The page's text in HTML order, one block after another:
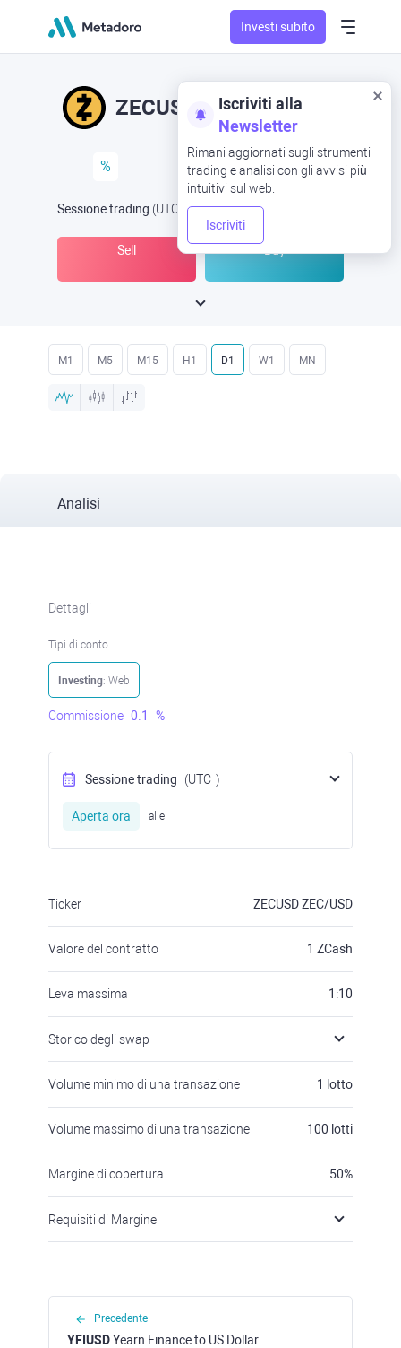
Investi subito
Iscriviti alla
Newsletter
Rimani aggiornati sugli strumenti
trading e analisi con gli avvisi più
intuitivi sul web.
Iscriviti
ZECUSD ZEC/USD
%
Sessione trading (UTC ) -Aperta oraalle
Sell Buy
M1 M5 M15 H1 D1 W1 MN
Analisi
Dettagli
Tipi di conto
Investing: Web
Commissione 0.1 %
Sessione trading (UTC )
Aperta ora alle
Ticker ZECUSDZEC/USD
Valore del contratto 1 ZCash
Leva massima 1:10
Storico degli swap
Volume minimo di una transazione 1 lotto
Volume massimo di una transazione 100 lotti
Margine di copertura 50%
Requisiti di Margine
Precedente
YFIUSDYearn Finance to US Dollar